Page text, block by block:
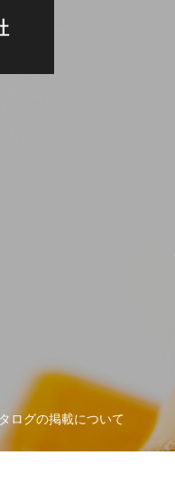
ログの掲載について